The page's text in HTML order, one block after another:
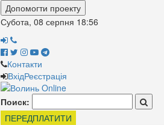
Допомогти проекту
Субота, 08 серпня 18:56
Контакти
ВхідРеєстрація
Поиск:
ПЕРЕДПЛАТИТИ